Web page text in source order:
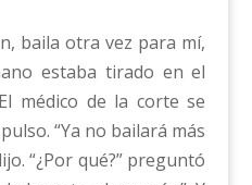
baila otra vez para mí,
estaba tirado en el
médico de la corte se
“Ya no bailará más
“¿Por qué?” preguntó